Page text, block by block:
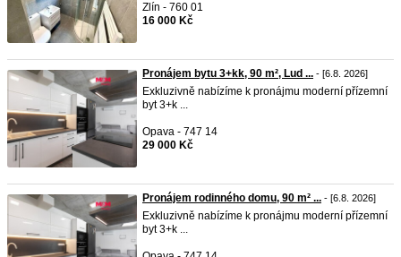
Zlín - 760 01
16 000 Kč
Pronájem bytu 3+kk, 90 m², Lud ... - [6.8. 2026]
Exkluzivně nabízíme k pronájmu moderní přízemní
byt 3+k ...
Opava - 747 14
29 000 Kč
Pronájem rodinného domu, 90 m² ... - [6.8. 2026]
Exkluzivně nabízíme k pronájmu moderní přízemní
byt 3+k ...